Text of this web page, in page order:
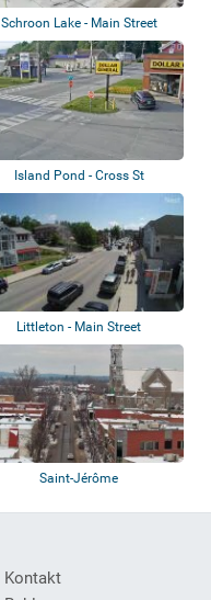
Schroon Lake - Main Street
Island Pond - Cross St
Littleton - Main Street
Saint-Jérôme
Kontakt